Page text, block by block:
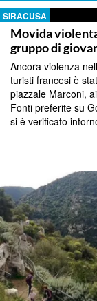
SIRACUSA
Movida
gruppo di
Ancora violenza
turisti francesi è
piazzale Marconi,
Fonti preferite su
si è verificato